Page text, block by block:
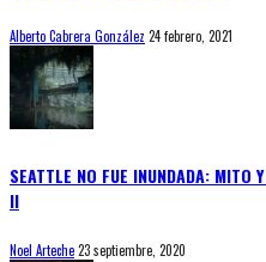
Alberto Cabrera González 24 febrero, 2021
SEATTLE NO FUE INUNDADA: MITO
II
Noel Arteche23 septiembre, 2020